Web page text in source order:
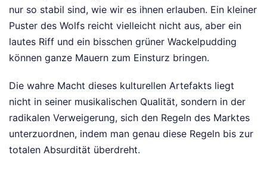
nur so stabil sind, wie wir es ihnen erlauben. Ein kleiner
Puster des Wolfs reicht vielleicht nicht aus, aber ein
lautes Riff und ein bisschen grüner Wackelpudding
können ganze Mauern zum Einsturz bringen.
Die wahre Macht dieses kulturellen Artefakts liegt
nicht in seiner musikalischen Qualität, sondern in der
radikalen Verweigerung, sich den Regeln des Marktes
unterzuordnen, indem man genau diese Regeln bis zur
totalen Absurdität überdreht.